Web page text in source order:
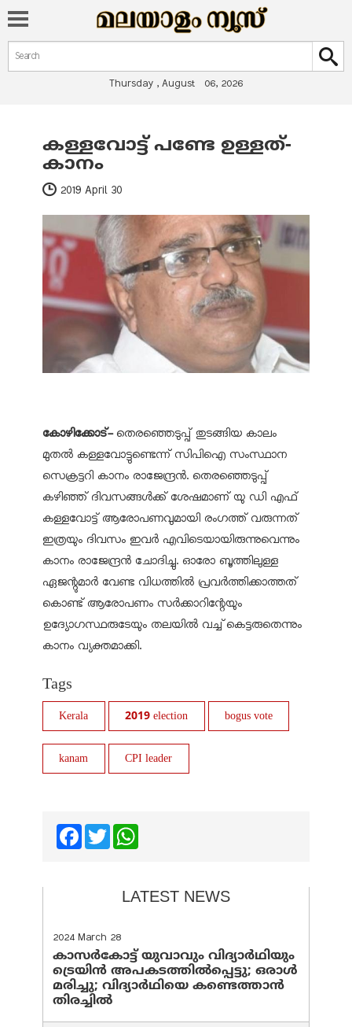
Search form
Search
Thursday , August 06, 2026
You are here
കള്ളവോട്ട് പണ്ടേ ഉള്ളത്-
കാനം
2019 April 30
കോഴിക്കോട്- തെരഞ്ഞെടുപ്പ് തുടങ്ങിയ കാലം
മുതല്‍ കള്ളവോട്ടുണ്ടെന്ന് സിപിഐ സംസ്ഥാന
സെക്രട്ടറി കാനം രാജേന്ദ്രന്‍. തെരഞ്ഞെടുപ്പ്
കഴിഞ്ഞ് ദിവസങ്ങള്‍ക്ക് ശേഷമാണ് യു ഡി എഫ്
കള്ളവോട്ട് ആരോപണവുമായി രംഗത്ത് വരുന്നത്
ഇത്രയും ദിവസം ഇവര്‍ എവിടെയായിരുന്നുവെന്നും
കാനം രാജേന്ദ്രന്‍ ചോദിച്ചു. ഓരോ ബൂത്തിലുള്ള
ഏജന്റുമാര്‍ വേണ്ട വിധത്തില്‍ പ്രവര്‍ത്തിക്കാത്തത്
കൊണ്ട് ആരോപണം സര്‍ക്കാറിന്റേയും
ഉദ്യോഗസ്ഥരുടേയും തലയില്‍ വച്ച് കെട്ടരുതെന്നും
കാനം വ്യക്തമാക്കി.
Tags
Kerala 2019 election bogus vote
kanam CPI leader
FacebookTwitter
LATEST NEWS
2024 March 28
കാസർകോട്ട് യുവാവും വിദ്യാർഥിയും
ട്രെയിൻ അപകടത്തിൽപ്പെട്ടു; ഒരാൾ
മരിച്ചു; വിദ്യാർഥിയെ കണ്ടെത്താൻ
തിരച്ചിൽ